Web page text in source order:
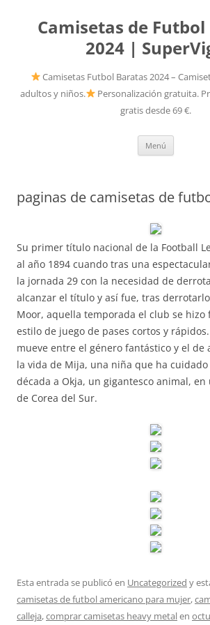
Camisetas de
2024 |
Camisetas Futbol Baratas 2024 –
adultos y niños.
Personalización gratuita.
gratis desde 69 €.
Menú
paginas de camisetas de
Su primer título nacional de la Football
al año 1894 cuando tras una
la jornada 29 con la necesidad de
alcanzar el título y así fue, tras
Moor, aquella temporada el club se hizo
estilo de juego de pases cortos y
mueve entre el género fantástico y el de
la vida de Mija, una niña que ha
década a Okja, un gigantesco animal,
de Corea del Sur.
Esta entrada se publicó en Uncategorized y
camisetas de futbol americano para mujer,
calleja,comprar camisetas heavy metalen